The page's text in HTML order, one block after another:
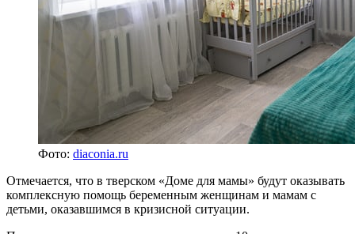
Фото: diaconia.ru
Отмечается, что в тверском «Доме для мамы» будут оказывать
комплексную помощь беременным женщинам и мамам с
детьми, оказавшимся в кризисной ситуации.